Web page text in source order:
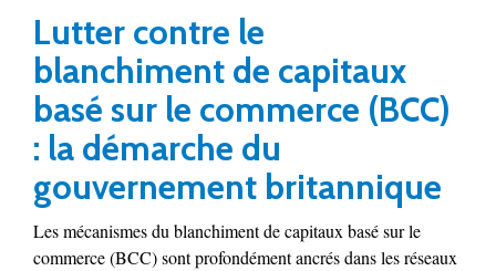
Lutter contre le
blanchiment de capitaux
basé sur le commerce (BCC)
: la démarche du
gouvernement britannique
Les mécanismes du blanchiment de capitaux basé sur le
commerce (BCC) sont profondément ancrés dans les réseaux